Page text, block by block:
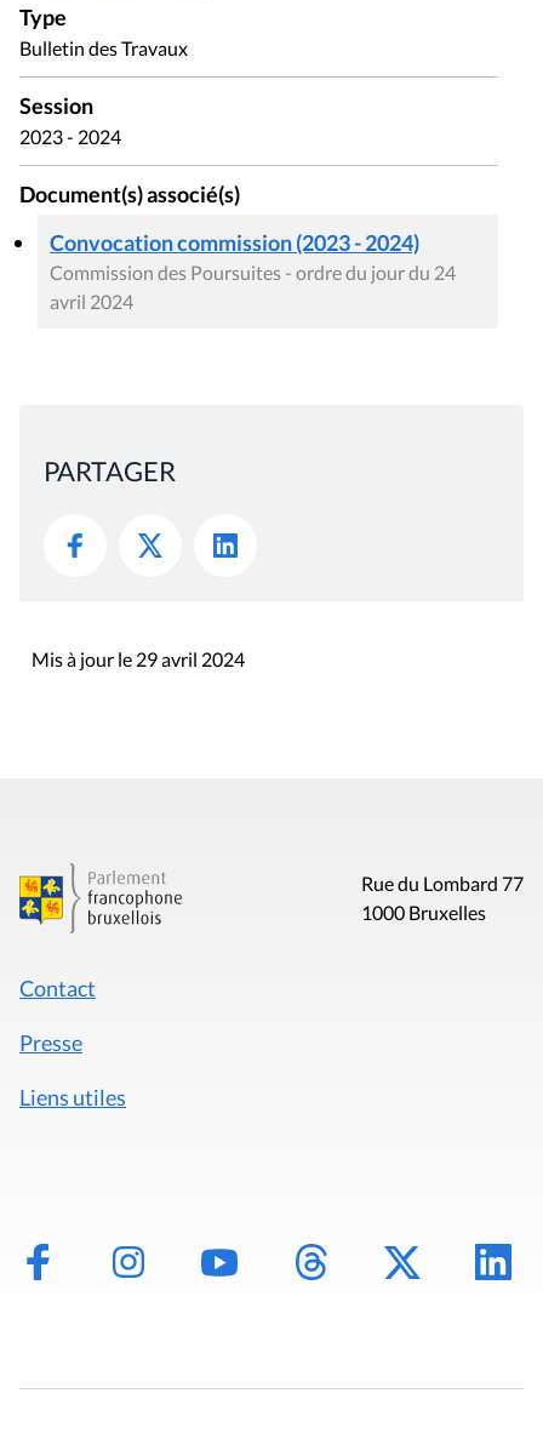
Type
Bulletin des Travaux
Session
2023 - 2024
Document(s) associé(s)
Convocation commission (2023 - 2024)
Commission des Poursuites - ordre du jour du 24
avril 2024
PARTAGER
Mis à jour le 29 avril 2024
Rue du Lombard 77
1000 Bruxelles
Contact
Presse
Liens utiles